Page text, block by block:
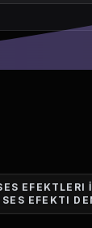
SES EFEKTI